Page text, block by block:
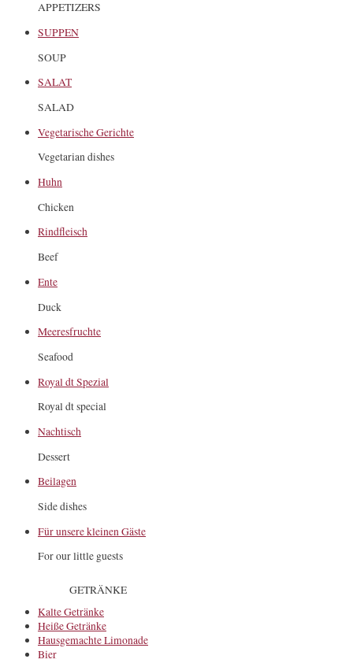
APPETIZERS
SUPPEN
SOUP
SALAT
SALAD
Vegetarische Gerichte
Vegetarian dishes
Huhn
Chicken
Rindfleisch
Beef
Ente
Duck
Meeresfruchte
Seafood
Royal dt Spezial
Royal dt special
Nachtisch
Dessert
Beilagen
Side dishes
Für unsere kleinen Gäste
For our little guests
GETRÄNKE
Kalte Getränke
Heiße Getränke
Hausgemachte Limonade
Bier